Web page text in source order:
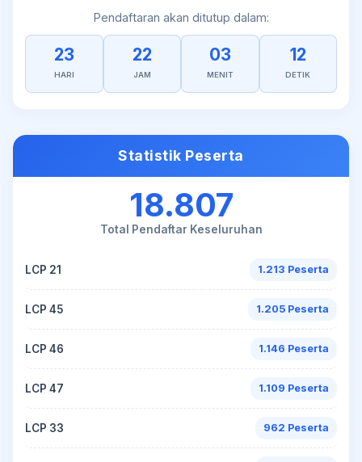
Pendaftaran akan ditutup dalam:
23
HARI
22
JAM
03
MENIT
11
DETIK
Statistik Peserta
18.807
Total Pendaftar Keseluruhan
LCP 21 1.213 Peserta
LCP 45 1.205 Peserta
LCP 46 1.146 Peserta
LCP 47 1.109 Peserta
LCP 33 962 Peserta